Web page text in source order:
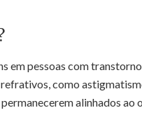
em pessoas com
como
alinhados ao